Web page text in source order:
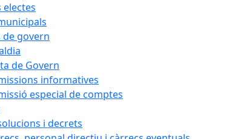
electes
de govern
de Govern
informatives
especial de comptes
i decrets